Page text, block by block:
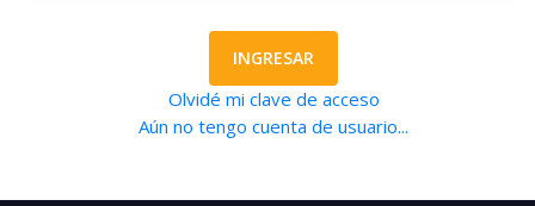
INGRESAR
Olvidé mi clave de acceso
Aún no tengo cuenta de usuario...